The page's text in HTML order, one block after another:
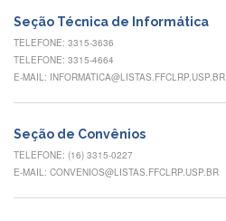
Apoio
estudantil
Você
não
Reuniões
Conheça
Seção Técnica de Informática
TELEFONE: 3315-3636
TELEFONE: 3315-4664
E-MAIL: INFORMATICA@LISTAS.FFCLRP.USP.BR
Seção de Convênios
TELEFONE: (16) 3315-0227
E-MAIL: CONVENIOS@LISTAS.FFCLRP.USP.BR